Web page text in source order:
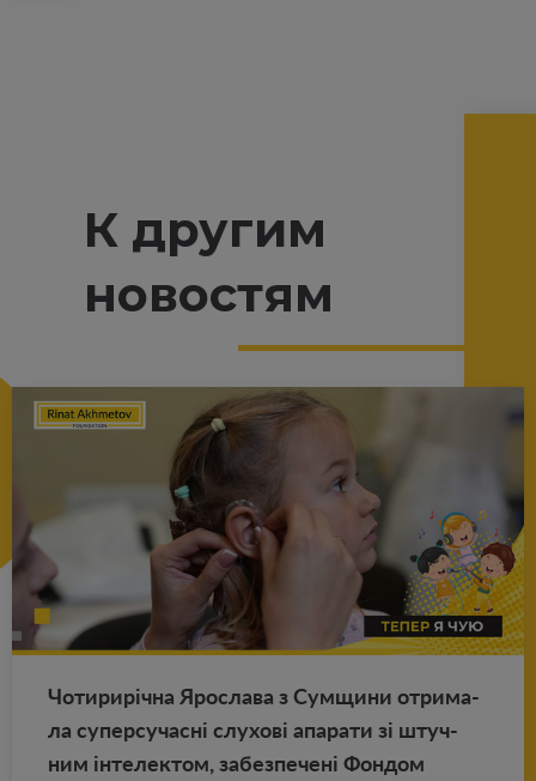
К другим
новостям
Чо­ти­рирічна Яро­сла­ва з Сум­щи­ни от­ри­ма­
ла су­пер­су­часні слу­хові апа­ра­ти зі штуч­
ним інте­лек­том, за­без­пе­чені Фон­дом